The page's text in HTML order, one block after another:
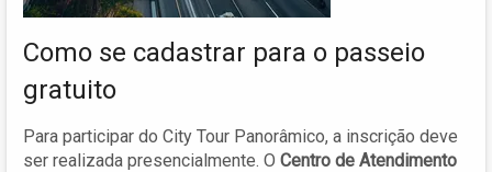
Como se cadastrar para o passeio
gratuito
Para participar do City Tour Panorâmico, a inscrição deve
ser realizada presencialmente. O Centro de Atendimento